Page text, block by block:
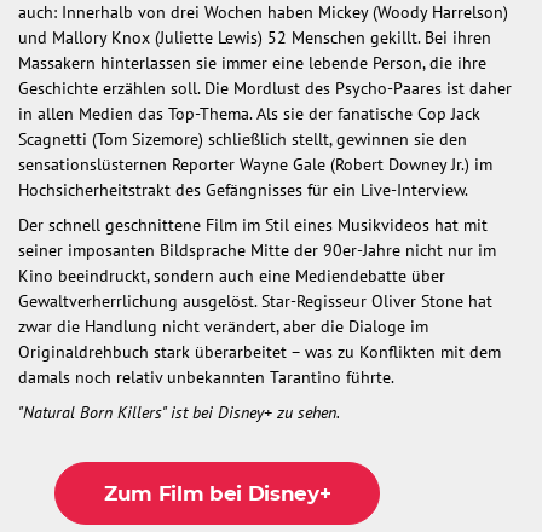
auch: Innerhalb von drei Wochen haben Mickey (Woody Harrelson)
und Mallory Knox (Juliette Lewis) 52 Menschen gekillt. Bei ihren
Massakern hinterlassen sie immer eine lebende Person, die ihre
Geschichte erzählen soll. Die Mordlust des Psycho-Paares ist daher
in allen Medien das Top-Thema. Als sie der fanatische Cop Jack
Scagnetti (Tom Sizemore) schließlich stellt, gewinnen sie den
sensationslüsternen Reporter Wayne Gale (Robert Downey Jr.) im
Hochsicherheitstrakt des Gefängnisses für ein Live-Interview.
Der schnell geschnittene Film im Stil eines Musikvideos hat mit
seiner imposanten Bildsprache Mitte der 90er-Jahre nicht nur im
Kino beeindruckt, sondern auch eine Mediendebatte über
Gewaltverherrlichung ausgelöst. Star-Regisseur Oliver Stone hat
zwar die Handlung nicht verändert, aber die Dialoge im
Originaldrehbuch stark überarbeitet – was zu Konflikten mit dem
damals noch relativ unbekannten Tarantino führte.
"Natural Born Killers" ist bei Disney+ zu sehen.
Zum Film bei Disney+